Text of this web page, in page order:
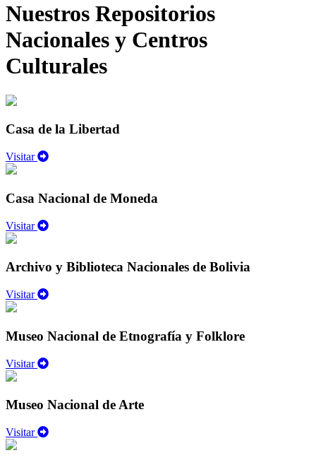
Nuestros Repositorios
Nacionales y Centros
Culturales
Casa de la Libertad
Visitar
Casa Nacional de Moneda
Visitar
Archivo y Biblioteca Nacionales de Bolivia
Visitar
Museo Nacional de Etnografía y Folklore
Visitar
Museo Nacional de Arte
Visitar